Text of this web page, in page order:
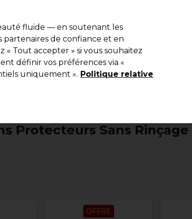
de salon Beauté Hommes Les
Protecteurs Sans Rinçage
OFFRE
fluide — en soutenant les
partenaires de confiance et en
Tout accepter » si vous souhaitez
définir vos préférences via «
uniquement ». Politique relative